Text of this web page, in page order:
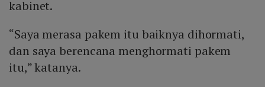
kabinet.
“Saya merasa pakem itu baiknya dihormati,
dan saya berencana menghormati pakem
itu,” katanya.